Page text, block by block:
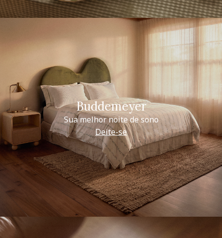
Buddemeyer
Sua melhor noite de sono
Deite-se